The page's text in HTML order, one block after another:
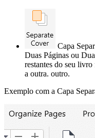
Capa
Duas Páginas ou
restantes do seu
a outra. outro.
Exemplo com a Capa